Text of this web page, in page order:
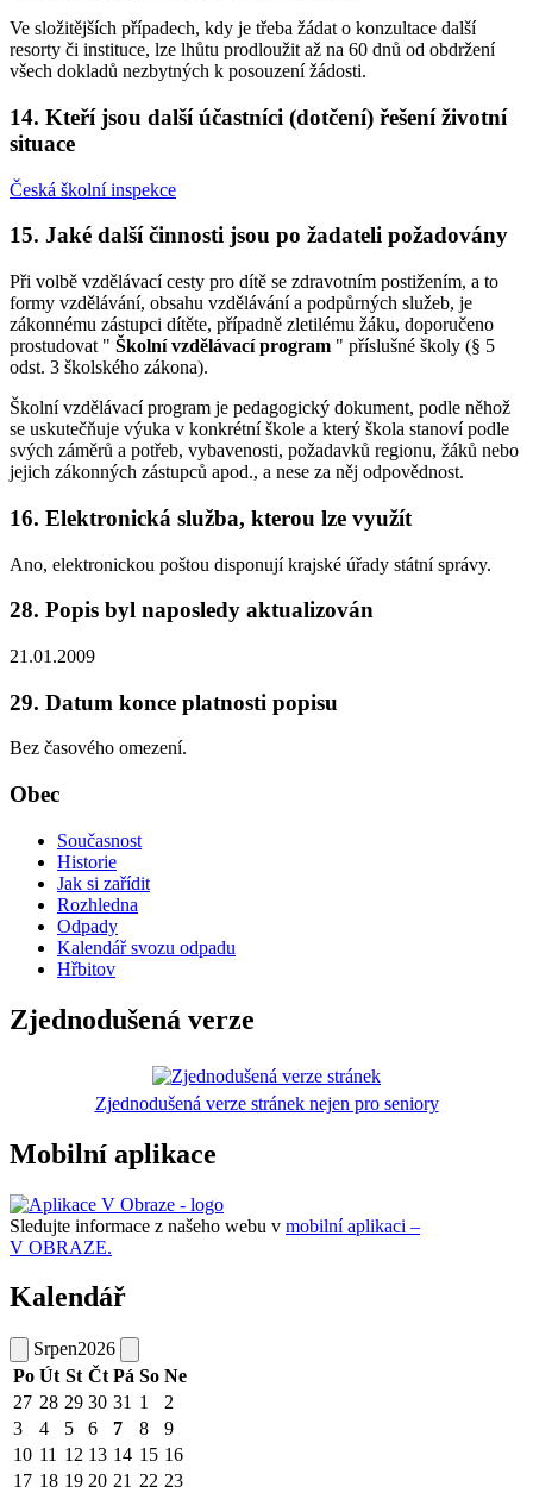
Ve složitějších případech, kdy je třeba žádat o konzultace další
resorty či instituce, lze lhůtu prodloužit až na 60 dnů od obdržení
všech dokladů nezbytných k posouzení žádosti.
14. Kteří jsou další účastníci (dotčení) řešení životní
situace
Česká školní inspekce
15. Jaké další činnosti jsou po žadateli požadovány
Při volbě vzdělávací cesty pro dítě se zdravotním postižením, a to
formy vzdělávání, obsahu vzdělávání a podpůrných služeb, je
zákonnému zástupci dítěte, případně zletilému žáku, doporučeno
prostudovat " Školní vzdělávací program " příslušné školy (§ 5
odst. 3 školského zákona).
Školní vzdělávací program je pedagogický dokument, podle něhož
se uskutečňuje výuka v konkrétní škole a který škola stanoví podle
svých záměrů a potřeb, vybavenosti, požadavků regionu, žáků nebo
jejich zákonných zástupců apod., a nese za něj odpovědnost.
16. Elektronická služba, kterou lze využít
Ano, elektronickou poštou disponují krajské úřady státní správy.
28. Popis byl naposledy aktualizován
21.01.2009
29. Datum konce platnosti popisu
Bez časového omezení.
Obec
Současnost
Historie
Jak si zařídit
Rozhledna
Odpady
Kalendář svozu odpadu
Hřbitov
Zjednodušená verze
Zjednodušená verze stránek nejen pro seniory
Mobilní aplikace
Sledujte informace z našeho webu v mobilní aplikaci –
V OBRAZE.
Kalendář
Srpen2026
Po Út St Čt Pá So Ne
27 28 29 30 31 1
2
3
4 5 6 7 8
9
10 11 12 13 14 15 16
17 18 19 20 21 22 23